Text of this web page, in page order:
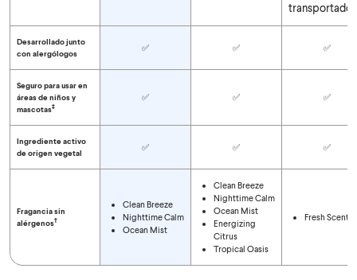
Desarrollado junto
con alergólogos
✅ ✅ ✅
Seguro para usar en
áreas de niños y
mascotas‡
✅ ✅ ✅
Ingrediente activo
de origen vegetal
✅ ✅ ✅
Fragancia sin
alérgenos†
Clean Breeze
Nighttime Calm
Ocean Mist
Clean Breeze
Nighttime Calm
Ocean Mist
Energizing
Citrus
Tropical Oasis
Fresh Scent